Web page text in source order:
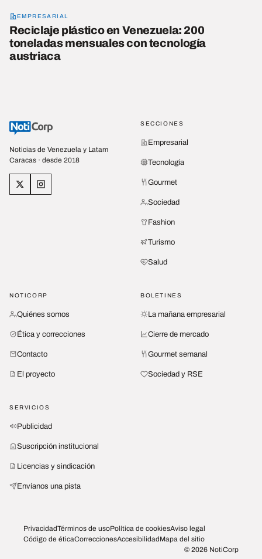
EMPRESARIAL
Reciclaje plástico en Venezuela: 200
toneladas mensuales con tecnología
austriaca
Noticias de Venezuela y Latam
Caracas · desde 2018
SECCIONES
Empresarial
Tecnología
Gourmet
Sociedad
Fashion
Turismo
Salud
NOTICORP
Quiénes somos
Ética y correcciones
Contacto
El proyecto
BOLETINES
La mañana empresarial
Cierre de mercado
Gourmet semanal
Sociedad y RSE
SERVICIOS
Publicidad
Suscripción institucional
Licencias y sindicación
Envíanos una pista
PrivacidadTérminos de usoPolítica de cookiesAviso legal
Código de éticaCorreccionesAccesibilidadMapa del sitio
© 2026 NotiCorp